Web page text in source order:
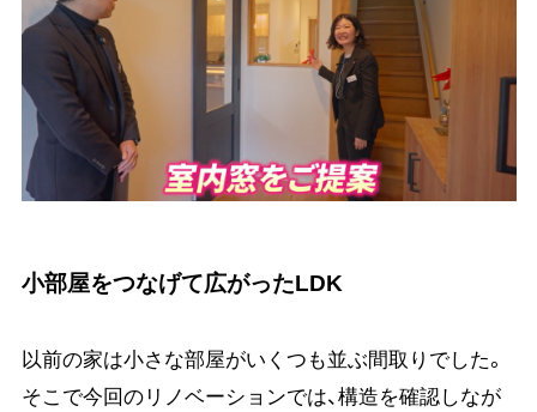
小部屋をつなげて広がったLDK
以前の家は小さな部屋がいくつも並ぶ間取りでした。
そこで今回のリノベーションでは、構造を確認しなが